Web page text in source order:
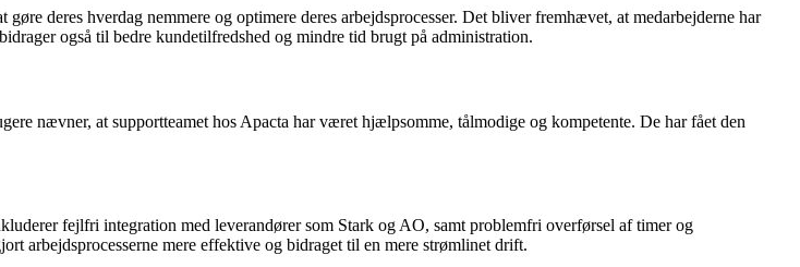
deres hverdag nemmere og optimere deres arbejdsprocesser. Det bliver fremhævet, at medarbejderne har
også til bedre kundetilfredshed og mindre tid brugt på administration.
nævner, at supportteamet hos Apacta har været hjælpsomme, tålmodige og kompetente. De har fået den
fejlfri integration med leverandører som Stark og AO, samt problemfri overførsel af timer og
arbejdsprocesserne mere effektive og bidraget til en mere strømlinet drift.